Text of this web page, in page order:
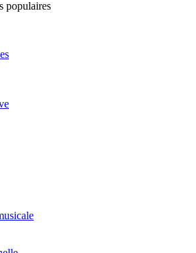
populaires